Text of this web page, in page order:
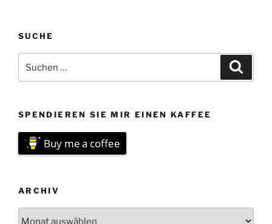
SUCHE
nach:
SPENDIEREN SIE MIR EINEN KAFFEE
Buy me a coffee
ARCHIV